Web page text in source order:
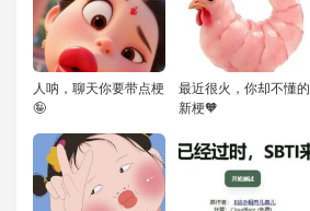
人呐，聊天你要带点梗
🤪
最近很火，你却不懂的
新梗🧡